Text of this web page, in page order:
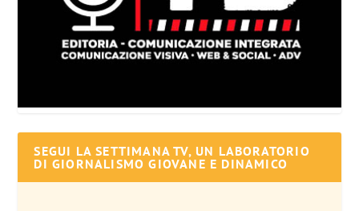
SEGUI LA SETTIMANA TV, UN LABORATORIO
DI GIORNALISMO GIOVANE E DINAMICO